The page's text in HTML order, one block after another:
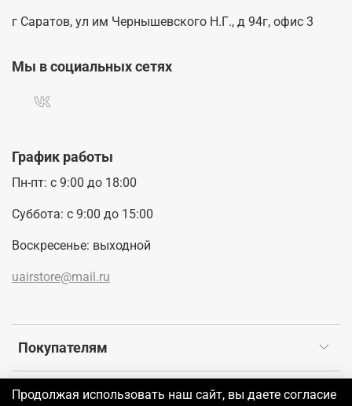
Покупателям
График работы
Пн-пт: с 9:00 до 18:00
Суббота: с 9:00 до 15:00
Воскресенье: выходной
uairstore@mail.ru
г Саратов, ул им Чернышевского Н.Г., д 94г, офис 3
Мы в социальных сетях
©2026 UAIR
Продолжая использовать наш сайт, вы даете согласие